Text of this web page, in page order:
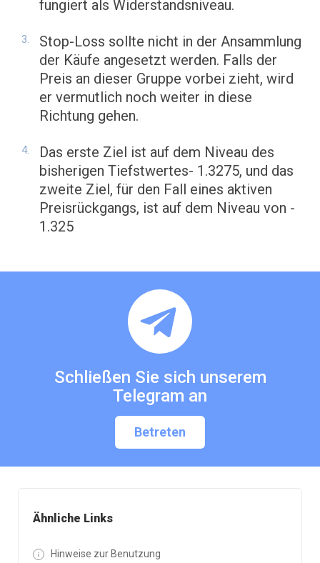
Ähnliche Links
Hinweise zur Benutzung
fungiert als Widerstandsniveau.
Stop-Loss sollte nicht in der Ansammlung
der Käufe angesetzt werden. Falls der
Preis an dieser Gruppe vorbei zieht, wird
er vermutlich noch weiter in diese
Richtung gehen.
Das erste Ziel ist auf dem Niveau des
bisherigen Tiefstwertes- 1.3275, und das
zweite Ziel, für den Fall eines aktiven
Preisrückgangs, ist auf dem Niveau von -
1.325
Schließen Sie sich unserem
Telegram an
Betreten